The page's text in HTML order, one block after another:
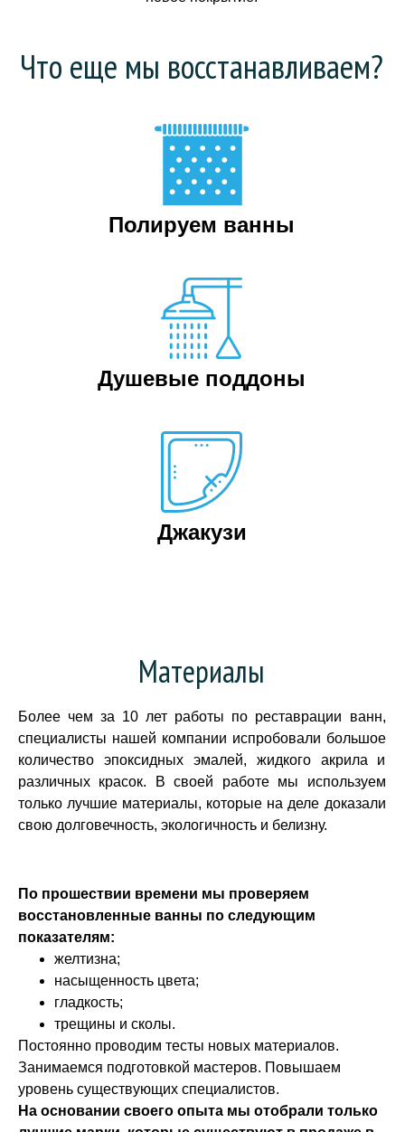
Что еще мы восстанавливаем?
Полируем ванны
Душевые поддоны
Джакузи
Материалы
Более чем за 10 лет работы по реставрации ванн,
специалисты нашей компании испробовали большое
количество эпоксидных эмалей, жидкого акрила и
различных красок. В своей работе мы используем
только лучшие материалы, которые на деле доказали
свою долговечность, экологичность и белизну.
По прошествии времени мы проверяем
восстановленные ванны по следующим
показателям:
желтизна;
насыщенность цвета;
гладкость;
трещины и сколы.
Постоянно проводим тесты новых материалов.
Занимаемся подготовкой мастеров. Повышаем
уровень существующих специалистов.
На основании своего опыта мы отобрали только